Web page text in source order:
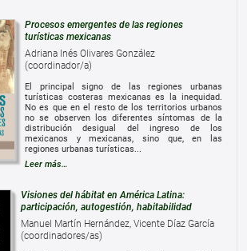
Procesos emergentes de las regiones
turísticas mexicanas
Adriana Inés Olivares González
(coordinador/a)
El principal signo de las regiones urbanas
turísticas costeras mexicanas es la inequidad.
No es que en el resto de los territorios urbanos
no se observen los diferentes síntomas de la
distribución desigual del ingreso de los
mexicanos y mexicanas, sino que, en las
regiones urbanas turísticas...
Leer más…
Visiones del hábitat en América Latina:
participación, autogestión, habitabilidad
Manuel Martín Hernández, Vicente Díaz García
(coordinadores/as)